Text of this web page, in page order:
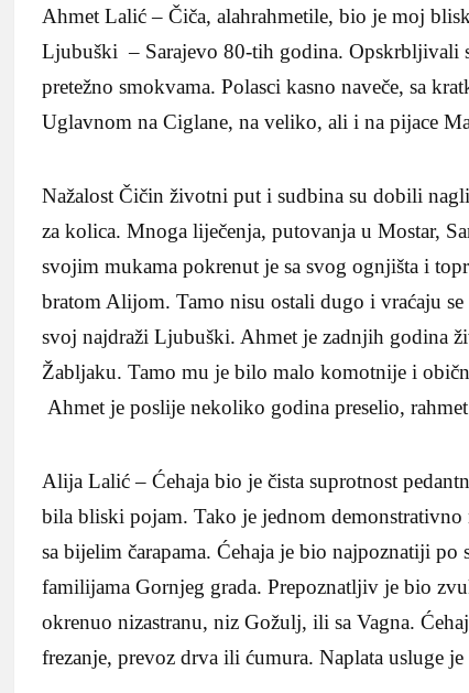
Ahmet Lalić – Čiča, alahrahmetile, bio je moj
Ljubuški – Sarajevo 80-tih godina. Opskrbljivali
pretežno smokvama. Polasci kasno naveče, sa
Uglavnom na Ciglane, na veliko, ali i na pijace
Nažalost Čičin životni put i sudbina su dobili
za kolica. Mnoga liječenja, putovanja u Mostar,
svojim mukama pokrenut je sa svog ognjišta i
bratom Alijom. Tamo nisu ostali dugo i vraćaju
svoj najdraži Ljubuški. Ahmet je zadnjih godina
Žabljaku. Tamo mu je bilo malo komotnije i
Ahmet je poslije nekoliko godina preselio,
Alija Lalić – Ćehaja bio je čista suprotnost
bila bliski pojam. Tako je jednom
sa bijelim čarapama. Ćehaja je bio najpoznatiji
familijama Gornjeg grada. Prepoznatljiv je bio
okrenuo nizastranu, niz Gožulj, ili sa Vagna.
frezanje, prevoz drva ili ćumura. Naplata usluge